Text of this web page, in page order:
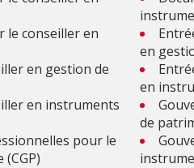
le conseiller en
en gestion de
en instruments
pour le
en
en
de